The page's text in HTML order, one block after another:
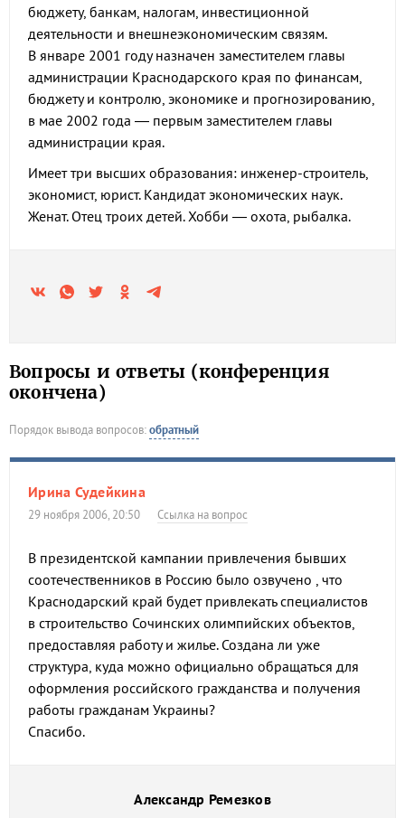
бюджету, банкам, налогам, инвестиционной
деятельности и внешнеэкономическим связям.
В январе 2001 году назначен заместителем главы
администрации Краснодарского края по финансам,
бюджету и контролю, экономике и прогнозированию,
в мае 2002 года — первым заместителем главы
администрации края.
Имеет три высших образования: инженер-строитель,
экономист, юрист. Кандидат экономических наук.
Женат. Отец троих детей. Хобби — охота, рыбалка.
Вопросы и ответы (конференция
окончена)
Порядок вывода вопросов:обратный
Ирина Судейкина
29 ноября 2006, 20:50 Ссылка на вопрос
В президентской кампании привлечения бывших
соотечественников в Россию было озвучено , что
Краснодарский край будет привлекать специалистов
в строительство Сочинских олимпийских объектов,
предоставляя работу и жилье. Создана ли уже
структура, куда можно официально обращаться для
оформления российского гражданства и получения
работы гражданам Украины?
Спасибо.
Александр Ремезков